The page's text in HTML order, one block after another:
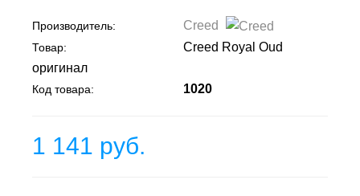
Производитель: Creed
Товар:
Creed Royal Oud
оригинал
Код товара: 1020
1 141 руб.